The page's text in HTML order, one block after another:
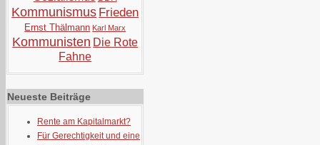
Kommunismus Frieden
Ernst Thälmann Karl Marx
Kommunisten Die Rote
Fahne
Neueste Beiträge
Rente am Kapitalmarkt?
Für Gerechtigkeit und eine